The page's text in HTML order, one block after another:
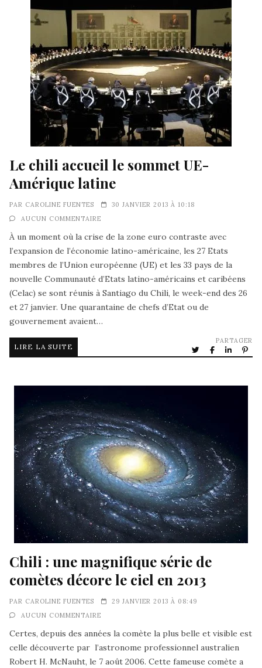
Le chili accueil le sommet UE-
Amérique latine
PAR CAROLINE FUENTES
30 JANVIER 2013 À 10:18
AUCUN COMMENTAIRE
À un moment où la crise de la zone euro contraste avec
l’expansion de l’économie latino-américaine, les 27 Etats
membres de l’Union européenne (UE) et les 33 pays de la
nouvelle Communauté d’Etats latino-américains et caribéens
(Celac) se sont réunis à Santiago du Chili, le week-end des 26
et 27 janvier. Une quarantaine de chefs d’Etat ou de
gouvernement avaient…
LIRE LA SUITE
PARTAGER
Chili : une magnifique série de
comètes décore le ciel en 2013
PAR CAROLINE FUENTES
29 JANVIER 2013 À 08:49
AUCUN COMMENTAIRE
Certes, depuis des années la comète la plus belle et visible est
celle découverte par l’astronome professionnel australien
Robert H. McNauht, le 7 août 2006. Cette fameuse comète a